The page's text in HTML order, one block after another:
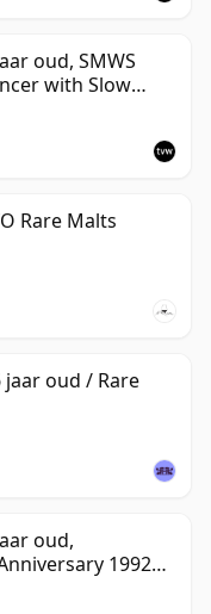
oud, SMWS
with Slow
Rare Malts
jaar oud / Rare
oud,
1992